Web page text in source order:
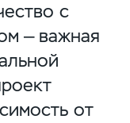
с
— важная
от